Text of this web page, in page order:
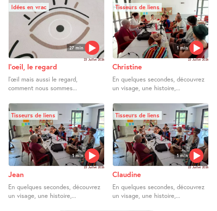
27 min
Idées en vrac
23 Juillet 2026
l’oeil, le regard
l’œil mais aussi le regard,
comment nous sommes...
1 min
Tisseurs de liens
23 Juillet 2026
Christine
En quelques secondes, découvrez
un visage, une histoire,...
1 min
Tisseurs de liens
23 Juillet 2026
Jean
En quelques secondes, découvrez
un visage, une histoire,...
1 min
Tisseurs de liens
23 Juillet 2026
Claudine
En quelques secondes, découvrez
un visage, une histoire,...